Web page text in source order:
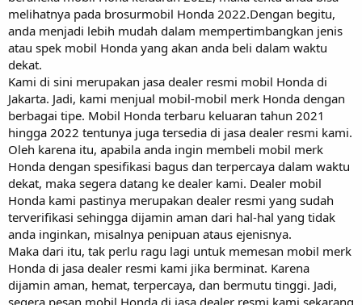
melihatnya pada brosurmobil Honda 2022.Dengan begitu,
anda menjadi lebih mudah dalam mempertimbangkan jenis
atau spek mobil Honda yang akan anda beli dalam waktu
dekat.
Kami di sini merupakan jasa dealer resmi mobil Honda di
Jakarta. Jadi, kami menjual mobil-mobil merk Honda dengan
berbagai tipe. Mobil Honda terbaru keluaran tahun 2021
hingga 2022 tentunya juga tersedia di jasa dealer resmi kami.
Oleh karena itu, apabila anda ingin membeli mobil merk
Honda dengan spesifikasi bagus dan terpercaya dalam waktu
dekat, maka segera datang ke dealer kami. Dealer mobil
Honda kami pastinya merupakan dealer resmi yang sudah
terverifikasi sehingga dijamin aman dari hal-hal yang tidak
anda inginkan, misalnya penipuan ataus ejenisnya.
Maka dari itu, tak perlu ragu lagi untuk memesan mobil merk
Honda di jasa dealer resmi kami jika berminat. Karena
dijamin aman, hemat, terpercaya, dan bermutu tinggi. Jadi,
segera pesan mobil Honda di jasa dealer resmi kami sekarang